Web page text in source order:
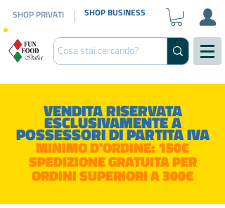
SHOP PRIVATI SHOP BUSINESS
VENDITA RISERVATA
ESCLUSIVAMENTE A
POSSESSORI DI PARTITA IVA
MINIMO D'ORDINE: 150€
SPEDIZIONE GRATUITA PER
ORDINI SUPERIORI A 300€